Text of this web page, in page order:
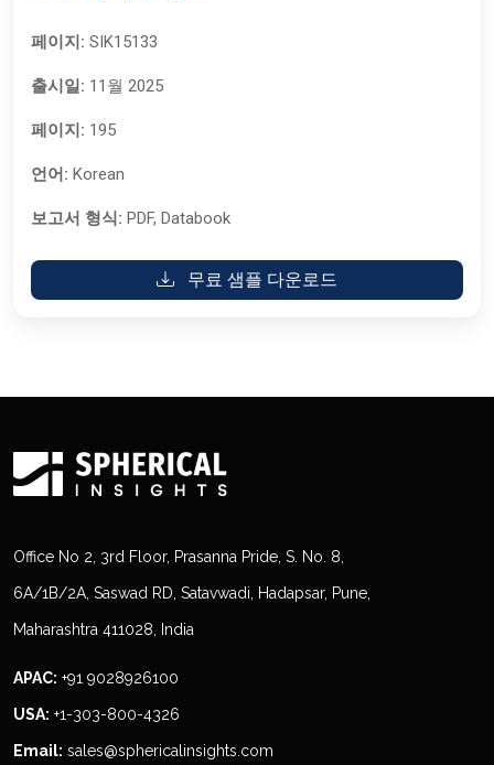
페이지: SIK15133
출시일: 11월 2025
페이지: 195
언어: Korean
보고서 형식: PDF, Databook
무료 샘플 다운로드
Office No 2, 3rd Floor, Prasanna Pride, S. No. 8,
6A/1B/2A, Saswad RD, Satavwadi, Hadapsar, Pune,
Maharashtra 411028, India
APAC: +91 9028926100
USA: +1-303-800-4326
Email: sales@sphericalinsights.com